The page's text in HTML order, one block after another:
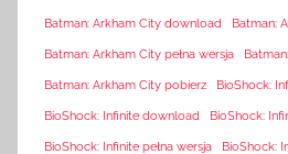
Batman: Arkham City download Batman:
Batman: Arkham City pełna wersja
Batman: Arkham City pobierz BioShock:
BioShock: Infinite download BioShock:
BioShock: Infinite pełna wersja BioShock: